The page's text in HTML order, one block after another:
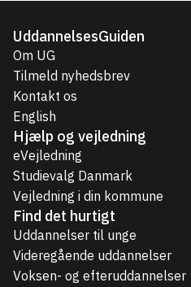
UddannelsesGuiden
Om UG
Tilmeld nyhedsbrev
Kontakt os
English
Hjælp og vejledning
eVejledning
Studievalg Danmark
Vejledning i din kommune
Find det hurtigt
Uddannelser til unge
Videregående uddannelser
Voksen- og efteruddannelser